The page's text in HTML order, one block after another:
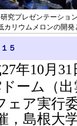
研究プレゼンテーション
カリウムメロンの開発
５
年10月
ーム（出
ア実行
，島根大